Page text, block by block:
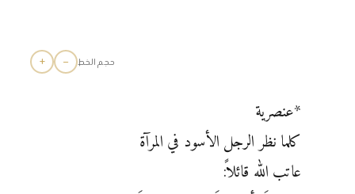
حجم الخط −
+
*عنصرية
كلما نظر الرجل الأسود في المرآة
عاتب الله قائلاً: